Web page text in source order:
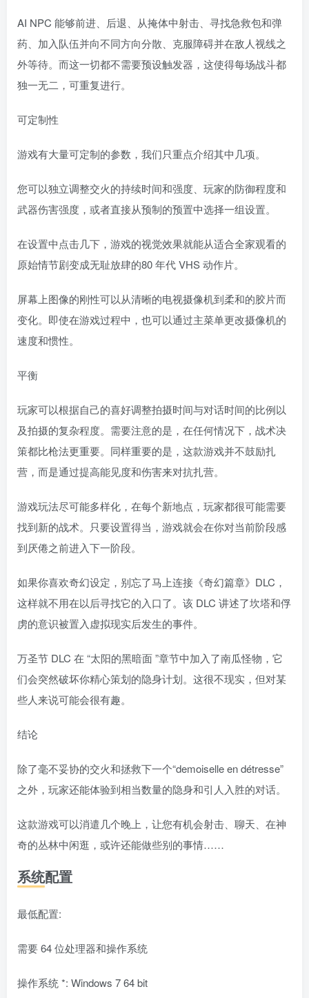
AI NPC 能够前进、后退、从掩体中射击、寻找急救包和弹
药、加入队伍并向不同方向分散、克服障碍并在敌人视线之
外等待。而这一切都不需要预设触发器，这使得每场战斗都
独一无二，可重复进行。
可定制性
游戏有大量可定制的参数，我们只重点介绍其中几项。
您可以独立调整交火的持续时间和强度、玩家的防御程度和
武器伤害强度，或者直接从预制的预置中选择一组设置。
在设置中点击几下，游戏的视觉效果就能从适合全家观看的
原始情节剧变成无耻放肆的80 年代 VHS 动作片。
屏幕上图像的刚性可以从清晰的电视摄像机到柔和的胶片而
变化。即使在游戏过程中，也可以通过主菜单更改摄像机的
速度和惯性。
平衡
玩家可以根据自己的喜好调整拍摄时间与对话时间的比例以
及拍摄的复杂程度。需要注意的是，在任何情况下，战术决
策都比枪法更重要。同样重要的是，这款游戏并不鼓励扎
营，而是通过提高能见度和伤害来对抗扎营。
游戏玩法尽可能多样化，在每个新地点，玩家都很可能需要
找到新的战术。只要设置得当，游戏就会在你对当前阶段感
到厌倦之前进入下一阶段。
如果你喜欢奇幻设定，别忘了马上连接《奇幻篇章》DLC，
这样就不用在以后寻找它的入口了。该 DLC 讲述了坎塔和俘
虏的意识被置入虚拟现实后发生的事件。
万圣节 DLC 在 “太阳的黑暗面 ”章节中加入了南瓜怪物，它
们会突然破坏你精心策划的隐身计划。这很不现实，但对某
些人来说可能会很有趣。
结论
除了毫不妥协的交火和拯救下一个“demoiselle en détresse”
之外，玩家还能体验到相当数量的隐身和引人入胜的对话。
这款游戏可以消遣几个晚上，让您有机会射击、聊天、在神
奇的丛林中闲逛，或许还能做些别的事情……
系统配置
最低配置:
需要 64 位处理器和操作系统
操作系统 *: Windows 7 64 bit